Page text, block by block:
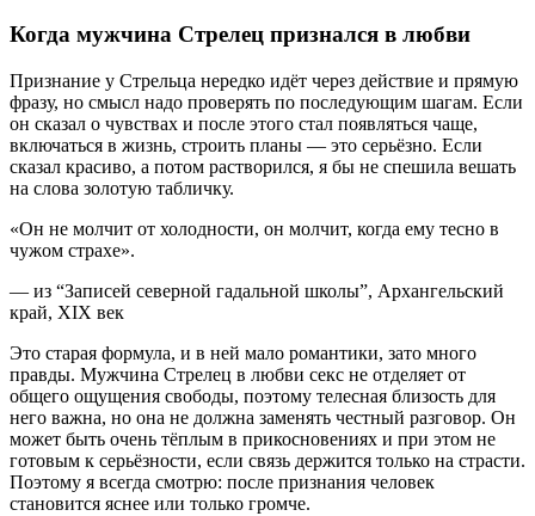
Когда мужчина Стрелец признался в любви
Признание у Стрельца нередко идёт через действие и прямую
фразу, но смысл надо проверять по последующим шагам. Если
он сказал о чувствах и после этого стал появляться чаще,
включаться в жизнь, строить планы — это серьёзно. Если
сказал красиво, а потом растворился, я бы не спешила вешать
на слова золотую табличку.
«Он не молчит от холодности, он молчит, когда ему тесно в
чужом страхе».
— из “Записей северной гадальной школы”, Архангельский
край, XIX век
Это старая формула, и в ней мало романтики, зато много
правды. Мужчина Стрелец в любви секс не отделяет от
общего ощущения свободы, поэтому телесная близость для
него важна, но она не должна заменять честный разговор. Он
может быть очень тёплым в прикосновениях и при этом не
готовым к серьёзности, если связь держится только на страсти.
Поэтому я всегда смотрю: после признания человек
становится яснее или только громче.